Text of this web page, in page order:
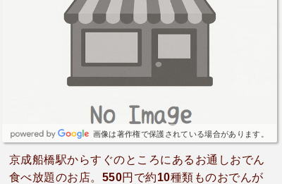
画像は著作権で保護されている場合があります。
京成船橋駅からすぐのところにあるお通しおでん
食べ放題のお店。550円で約10種類ものおでんが